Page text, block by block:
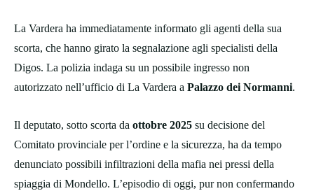
La Vardera ha immediatamente informato gli agenti della sua
scorta, che hanno girato la segnalazione agli specialisti della
Digos. La polizia indaga su un possibile ingresso non
autorizzato nell’ufficio di La Vardera a Palazzo dei Normanni.
Il deputato, sotto scorta da ottobre 2025 su decisione del
Comitato provinciale per l’ordine e la sicurezza, ha da tempo
denunciato possibili infiltrazioni della mafia nei pressi della
spiaggia di Mondello. L’episodio di oggi, pur non confermando